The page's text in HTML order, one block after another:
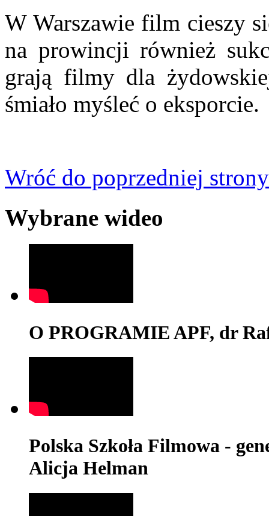
W Warszawie film cieszy
na prowincji również
grają filmy dla
śmiało myśleć o eksporcie.
Wróć do poprzedniej strony
Wybrane wideo
O PROGRAMIE APF, dr
Polska Szkoła Filmowa -
Alicja Helman